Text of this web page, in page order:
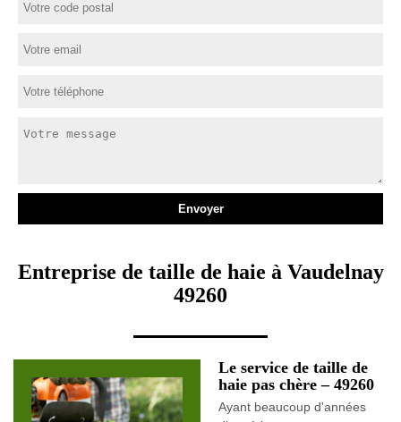
Entreprise de taille de haie à Vaudelnay
49260
Le service de taille de
haie pas chère – 49260
Ayant beaucoup d'années